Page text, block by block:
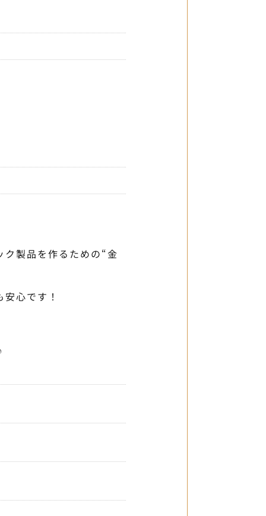
製品を作るための“金
心です！